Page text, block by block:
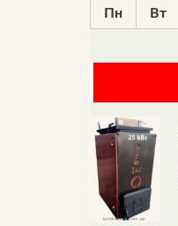
Пн Вт